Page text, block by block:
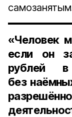
«Человек
если он
рублей
без